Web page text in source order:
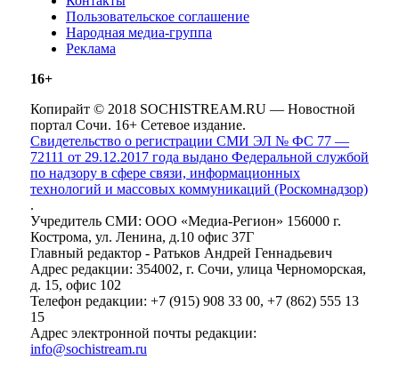
Пользовательское соглашение
Народная медиа-группа
Реклама
16+
Копирайт © 2018 SOCHISTREAM.RU — Новостной
портал Сочи. 16+ Сетевое издание.
Свидетельство о регистрации СМИ ЭЛ № ФС 77 —
72111 от 29.12.2017 года выдано Федеральной службой
по надзору в сфере связи, информационных
технологий и массовых коммуникаций (Роскомнадзор)
.
Учредитель СМИ: ООО «Медиа-Регион» 156000 г.
Кострома, ул. Ленина, д.10 офис 37Г
Главный редактор - Ратьков Андрей Геннадьевич
Адрес редакции: 354002, г. Сочи, улица Черноморская,
д. 15, офис 102
Телефон редакции: +7 (915) 908 33 00, +7 (862) 555 13
15
Адрес электронной почты редакции:
info@sochistream.ru